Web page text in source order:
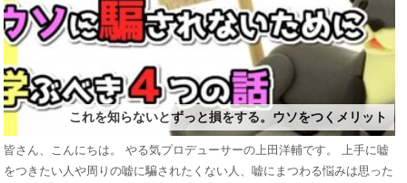
これを知らないとずっと損をする。ウソをつくメリット
皆さん、こんにちは。 やる気プロデューサーの上田洋輔です。 上手に嘘
をつきたい人や周りの嘘に騙されたくない人、嘘にまつわる悩みは思った